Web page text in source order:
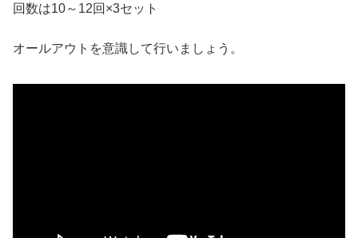
回数は10～12回×3セット
オールアウトを意識して行いましょう。